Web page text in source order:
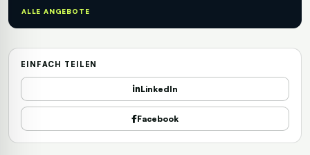
ALLE ANGEBOTE
EINFACH TEILEN
LinkedIn
Facebook